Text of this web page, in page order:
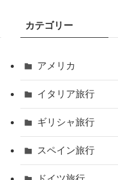
カテゴリー
アメリカ
イタリア旅行
ギリシャ旅行
スペイン旅行